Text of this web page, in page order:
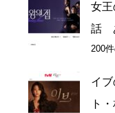
女
話
200
イ
ト